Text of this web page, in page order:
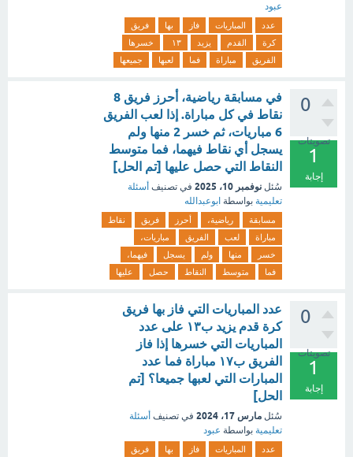
عبود
عدد المباريات فاز بها
فريق
كرة
القدم يزيد ١٣
خسرها
الفريق
مباراة فما لعبها جميعها
0
تصويتات
1
إجابة
في مسابقة رياضية، أحرز فريق 8
نقاط في كل مباراة. إذا لعب الفريق
6 مباريات، ثم خسر 2 منها ولم
يسجل أي نقاط فيهما، فما متوسط
النقاط التي حصل عليها [تم الحل]
سُئل نوفمبر 10، 2025 في تصنيف أسئلة
تعليمية بواسطة ابوعبدالله
مسابقة رياضية، أحرز فريق
نقاط
مباراة
لعب الفريق
مباريات،
خسر
منها ولم يسجل
فيهما،
فما
متوسط النقاط حصل عليها
0
تصويتات
1
إجابة
عدد المباريات التي فاز بها فريق
كرة قدم يزيد ب١٣ على عدد
المباريات التي خسرها إذا فاز
الفريق ب١٧ مباراة فما عدد
المبارات التي لعبها جميعا؟ [تم
الحل]
سُئل مارس 17، 2024 في تصنيف أسئلة
تعليمية بواسطة عبود
عدد المباريات فاز بها
فريق